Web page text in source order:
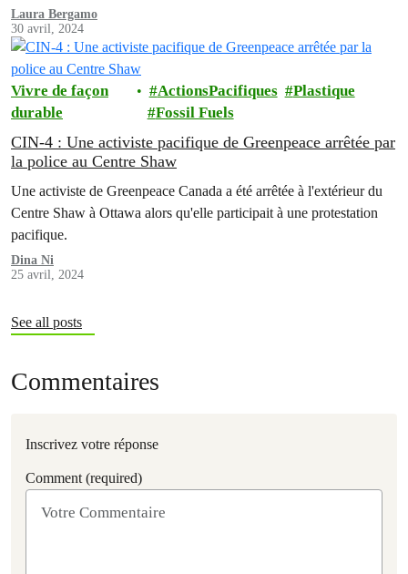
n'ont pas réussi à se mettre d'accord sur l'inclusion d'une référence
à la réduction de la production de plastique ou aux polymères dans
les travaux intersessions, malgré…
Laura Bergamo
30 avril, 2024
Vivre de façon
durable
ActionsPacifiques
Plastique
Fossil Fuels
CIN-4 : Une activiste pacifique de Greenpeace arrêtée par
la police au Centre Shaw
Une activiste de Greenpeace Canada a été arrêtée à l'extérieur du
Centre Shaw à Ottawa alors qu'elle participait à une protestation
pacifique.
Dina Ni
25 avril, 2024
See all posts
Commentaires
Inscrivez votre réponse
Comment (required)